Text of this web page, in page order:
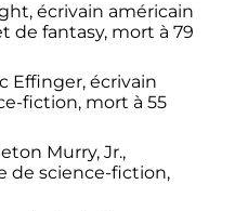
écrivain américain
de fantasy, mort à 79
Effinger, écrivain
fiction, mort à 55
Murry, Jr.,
de science-fiction,